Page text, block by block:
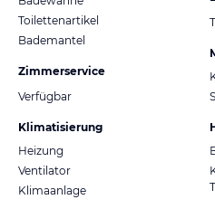
Toilettenartikel
Bademantel
Zimmerservice
Verfügbar
Klimatisierung
Heizung
Ventilator
Klimaanlage